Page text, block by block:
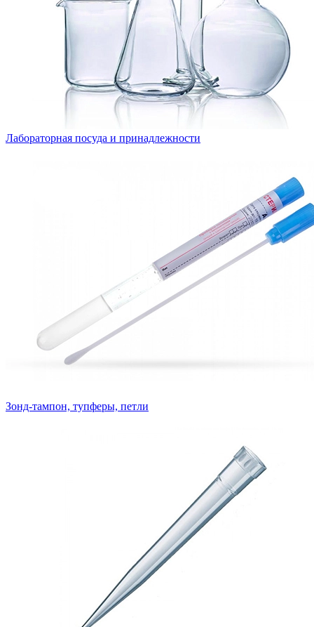
Лабораторная посуда и принадлежности
Зонд-тампон, тупферы, петли